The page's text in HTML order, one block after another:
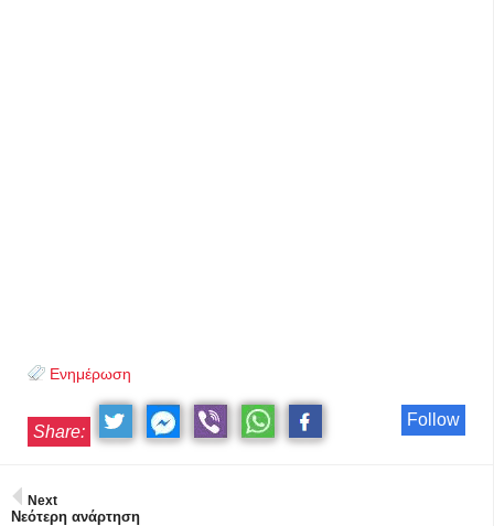
Ενημέρωση
Follow
Share:
Next
Νεότερη ανάρτηση